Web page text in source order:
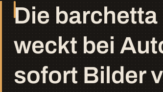
Die
weckt bei
sofort Bilder